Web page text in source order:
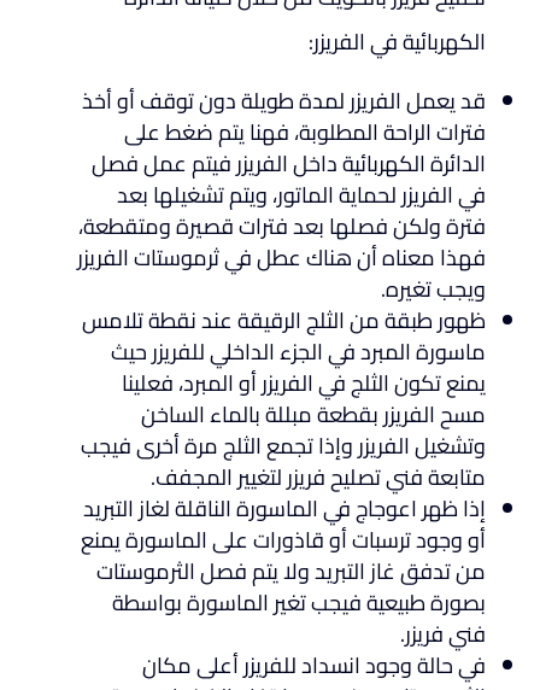
الكهربائية في الفريزر:
قد يعمل الفريزر لمدة طويلة دون توقف أو أخذ
فترات الراحة المطلوبة، فهنا يتم ضغط على
الدائرة الكهربائية داخل الفريزر فيتم عمل فصل
في الفريزر لحماية الماتور، ويتم تشغيلها بعد
فترة ولكن فصلها بعد فترات قصيرة ومتقطعة،
فهذا معناه أن هناك عطل في ثرموستات الفريزر
ويجب تغيره.
ظهور طبقة من الثلج الرقيقة عند نقطة تلامس
ماسورة المبرد في الجزء الداخلي للفريزر حيث
يمنع تكون الثلج في الفريزر أو المبرد، فعلينا
مسح الفريزر بقطعة مبللة بالماء الساخن
وتشغيل الفريزر وإذا تجمع الثلج مرة أخرى فيجب
متابعة فني تصليح فريزر لتغيير المجفف.
إذا ظهر اعوجاج في الماسورة الناقلة لغاز التبريد
أو وجود ترسبات أو قاذورات على الماسورة يمنع
من تدفق غاز التبريد ولا يتم فصل الثرموستات
بصورة طبيعية فيجب تغير الماسورة بواسطة
فني فريزر.
في حالة وجود انسداد للفريزر أعلى مكان